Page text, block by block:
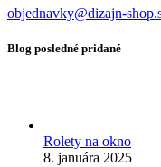
objednavky@dizajn-
Blog posledné pridané
Rolety na okno
8. januára 2025